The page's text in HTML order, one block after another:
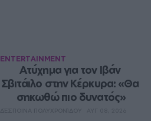
ENTERTAINMENT
Ατύχημα για τον Ιβάν
Σβιτάιλο στην Κέρκυρα: «Θα
σηκωθώ πιο δυνατός»